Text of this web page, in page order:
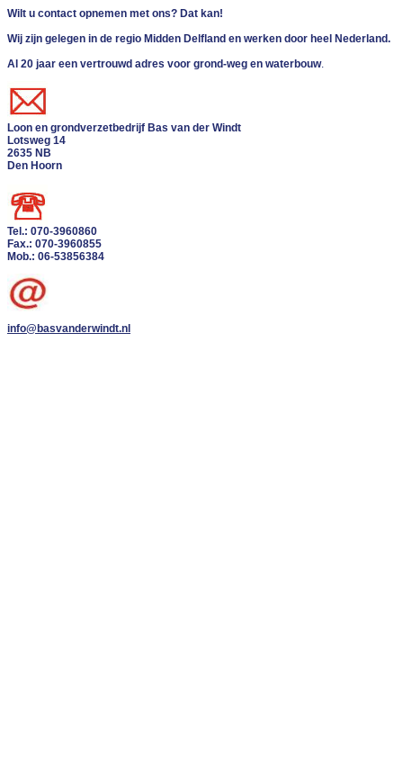
Wilt u contact opnemen met ons? Dat kan!
Wij zijn gelegen in de regio Midden Delfland en werken door heel Nederland.
Al 20 jaar een vertrouwd adres voor grond-weg en waterbouw.
Loon en grondverzetbedrijf Bas van der Windt
Lotsweg 14
2635 NB
Den Hoorn
Tel.: 070-3960860
Fax.: 070-3960855
Mob.: 06-53856384
info@basvanderwindt.nl